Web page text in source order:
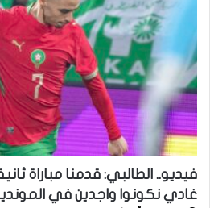
فيديو.. الطالبي: قدمنا مباراة
غادي نكونوا واجدين في